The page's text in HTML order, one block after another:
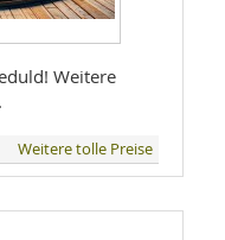
Weitere
Weitere tolle Preise